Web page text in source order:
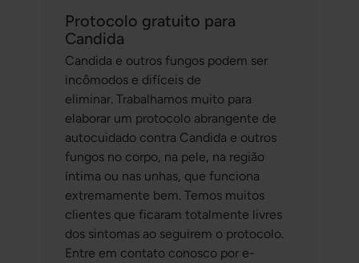
Protocolo gratuito para
Candida
Candida e outros fungos podem ser
incômodos e difíceis de
eliminar. Trabalhamos muito para
elaborar um protocolo abrangente de
autocuidado contra Candida e outros
fungos no corpo, na pele, na região
íntima ou nas unhas, que funciona
extremamente bem. Temos muitos
clientes que ficaram totalmente livres
dos sintomas ao seguirem o protocolo.
Entre em contato conosco por e-